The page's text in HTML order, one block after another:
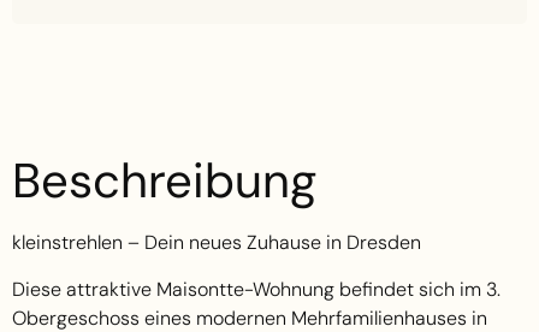
Beschreibung
kleinstrehlen – Dein neues Zuhause in Dresden
Diese attraktive Maisontte-Wohnung befindet sich im 3.
Obergeschoss eines modernen Mehrfamilienhauses in